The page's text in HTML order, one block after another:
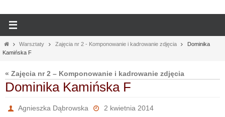
HomeWarsztaty Zajęcia nr 2 - Komponowanie i kadrowanie zdjęcia
Dominika
Kamińska F
« Zajęcia nr 2 – Komponowanie i kadrowanie zdjęcia
Dominika Kamińska F
Agnieszka Dąbrowska 2 kwietnia 2014